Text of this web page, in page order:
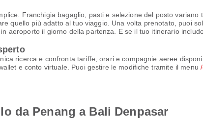
Franchigia bagaglio, pasti e selezione del posto
quello più adatto al tuo viaggio. Una volta prenotato, puoi
aeroporto il giorno della partenza. E se il tuo itinerario
ricerca e confronta tariffe, orari e compagnie aeree
e conto virtuale. Puoi gestire le modifiche tramite il menu
da Penang a Bali Denpasar